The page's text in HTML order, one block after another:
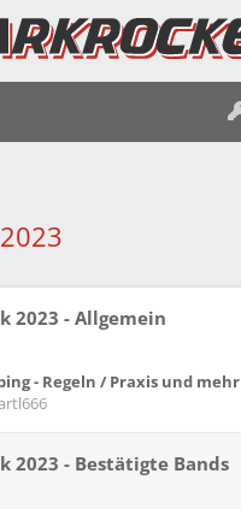
2023 - Allgemein
- Regeln / Praxis und mehr
2023 - Bestätigte Bands